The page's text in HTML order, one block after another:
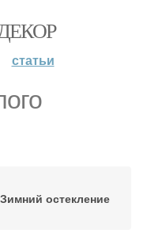
статьи
Зимний остекление